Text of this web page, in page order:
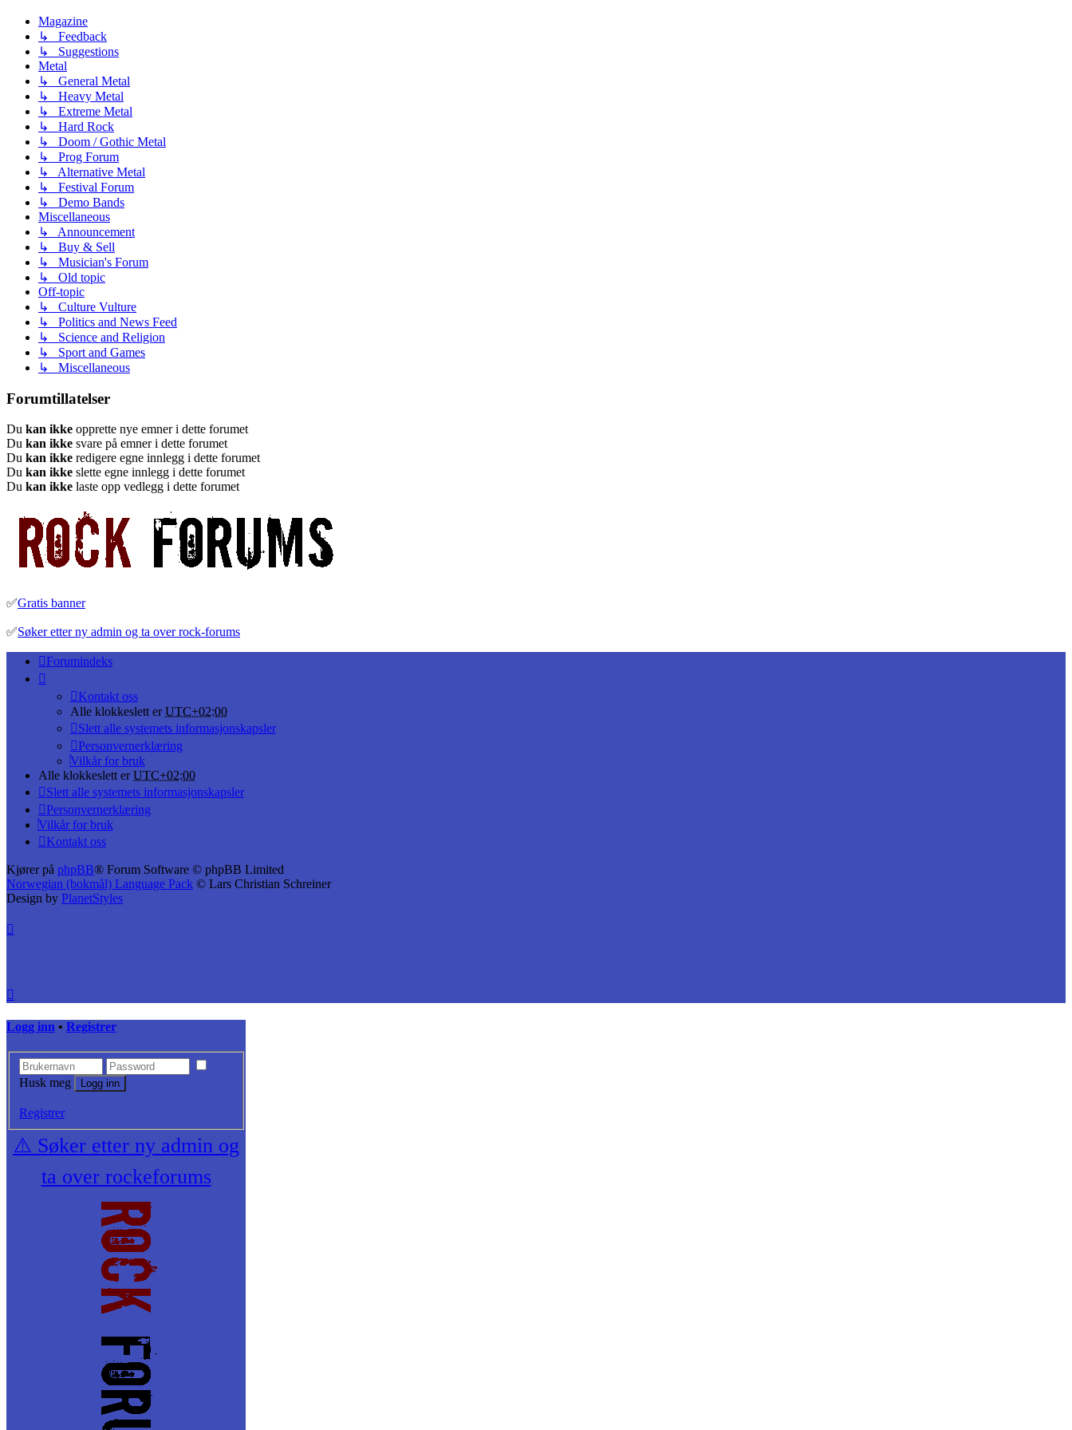
Magazine
↳ Feedback
↳ Suggestions
Metal
↳ General Metal
↳ Heavy Metal
↳ Extreme Metal
↳ Hard Rock
↳ Doom / Gothic Metal
↳ Prog Forum
↳ Alternative Metal
↳ Festival Forum
↳ Demo Bands
Miscellaneous
↳ Announcement
↳ Buy & Sell
↳ Musician's Forum
↳ Old topic
Off-topic
↳ Culture Vulture
↳ Politics and News Feed
↳ Science and Religion
↳ Sport and Games
↳ Miscellaneous
Forumtillatelser
Du kan ikke opprette nye emner i dette forumet
Du kan ikke svare på emner i dette forumet
Du kan ikke redigere egne innlegg i dette forumet
Du kan ikke slette egne innlegg i dette forumet
Du kan ikke laste opp vedlegg i dette forumet
✅Gratis banner
✅Søker etter ny admin og ta over rock-forums
Forumindeks
Kontakt oss
Alle klokkeslett erUTC+02:00
Slett alle systemets informasjonskapsler
Personvernerklæring
Vilkår for bruk
Alle klokkeslett erUTC+02:00
Slett alle systemets informasjonskapsler
Personvernerklæring
Vilkår for bruk
Kontakt oss
Kjører på phpBB® Forum Software © phpBB Limited
Norwegian (bokmål) Language Pack © Lars Christian Schreiner
Design by PlanetStyles
Logg inn • Registrer
Husk meg
Registrer
⚠️ Søker etter ny admin og
ta over rockeforums